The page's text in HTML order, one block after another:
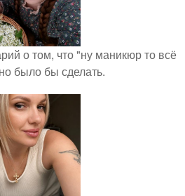
о том, что "ну маникюр то всё
было бы сделать.